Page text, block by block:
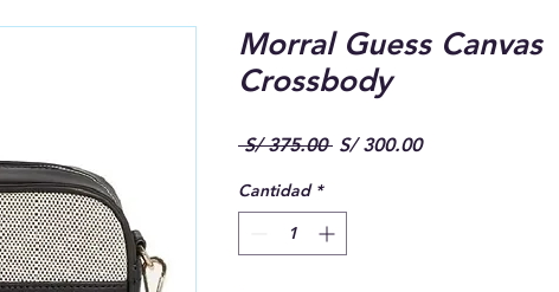
Morral Guess Canvas
Crossbody
S/ 375.00 Precio
S/ 300.00Precio
Cantidad *